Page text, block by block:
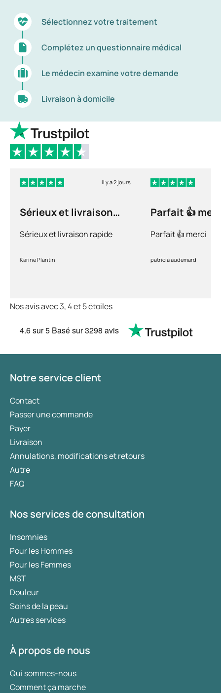
empêchant l’oxygène de s’y fixer. Le monoxyde
l’entourage, pour les « fumeurs passifs ».
Sélectionnez votre traitement
Complétez un questionnaire médical
Le médecin examine votre demande
Livraison à domicile
il y a 2 jours
Sérieux et livraison
Sérieux et livraison rapide
Karine Plantin
Parfait 👍
Parfait 👍 merci
patricia audemard
Nos avis avec 3, 4 et 5 étoiles
4.6sur 5 Basé sur3298 avis
Notre service client
Contact
Passer une commande
Payer
Livraison
Annulations, modifications et retours
Autre
FAQ
Nos services de consultation
Insomnies
Pour les Hommes
Pour les Femmes
MST
Douleur
Soins de la peau
Autres services
À propos de nous
Qui sommes-nous
Comment ça marche